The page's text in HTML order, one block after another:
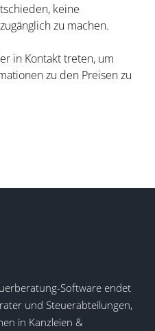
keine
zu machen.
in Kontakt treten, um
zu den Preisen zu
Software endet
und Steuerabteilungen,
in Kanzleien &